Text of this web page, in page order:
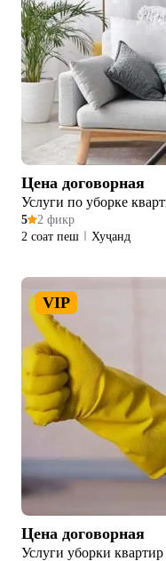
Цена договорная
Услуги по уборке
5
2 фикр
2 соат пеш
Хуҷанд
VIP
Цена договорная
Услуги уборки